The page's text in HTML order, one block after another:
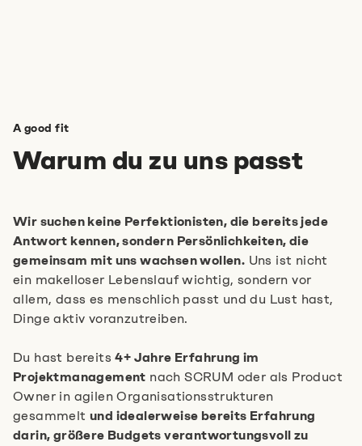
A good fit
Warum du zu uns passt
Wir suchen keine Perfektionisten, die bereits jede
Antwort kennen, sondern Persönlichkeiten, die
gemeinsam mit uns wachsen wollen. Uns ist nicht
ein makelloser Lebenslauf wichtig, sondern vor
allem, dass es menschlich passt und du Lust hast,
Dinge aktiv voranzutreiben.
Du hast bereits4+ Jahre Erfahrung im
Projektmanagement nach SCRUM oder als Product
Owner in agilen Organisationsstrukturen
gesammeltund idealerweise bereits Erfahrung
darin, größere Budgets verantwortungsvoll zu